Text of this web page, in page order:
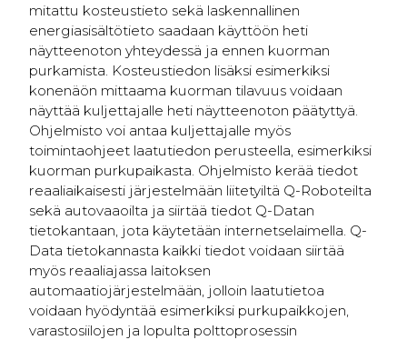
mitattu kosteustieto sekä laskennallinen
energiasisältötieto saadaan käyttöön heti
näytteenoton yhteydessä ja ennen kuorman
purkamista. Kosteustiedon lisäksi esimerkiksi
konenäön mittaama kuorman tilavuus voidaan
näyttää kuljettajalle heti näytteenoton päätyttyä.
Ohjelmisto voi antaa kuljettajalle myös
toimintaohjeet laatutiedon perusteella, esimerkiksi
kuorman purkupaikasta. Ohjelmisto kerää tiedot
reaaliaikaisesti järjestelmään liitetyiltä Q-Roboteilta
sekä autovaaoilta ja siirtää tiedot Q-Datan
tietokantaan, jota käytetään internetselaimella. Q-
Data tietokannasta kaikki tiedot voidaan siirtää
myös reaaliajassa laitoksen
automaatiojärjestelmään, jolloin laatutietoa
voidaan hyödyntää esimerkiksi purkupaikkojen,
varastosiilojen ja lopulta polttoprosessin